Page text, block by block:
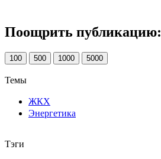
Поощрить публикацию:
100 500 1000 5000
Темы
ЖКХ
Энергетика
Тэги